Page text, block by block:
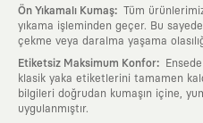
Ön Yıkamalı Kumaş: Tüm
yıkama işleminden geçer. Bu
çekme veya daralma yaşama
Etiketsiz Maksimum Konfor:
klasik yaka etiketlerini tamamen
bilgileri doğrudan kumaşın içine,
uygulanmıştır.